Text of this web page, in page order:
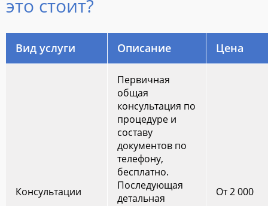
это стоит?
Вид услуги Описание Цена
Консультации
Первичная
общая
консультация по
процедуре и
составу
документов по
телефону,
бесплатно.
Последующая
детальная
От 2 000